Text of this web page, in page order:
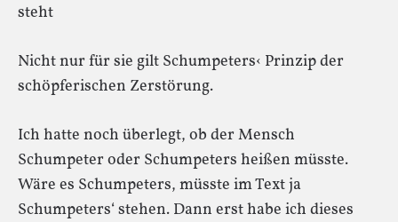
steht
Nicht nur für sie gilt Schumpeters‹ Prinzip der
schöpferischen Zerstörung.
Ich hatte noch überlegt, ob der Mensch
Schumpeter oder Schumpeters heißen müsste.
Wäre es Schumpeters, müsste im Text ja
Schumpeters‘ stehen. Dann erst habe ich dieses